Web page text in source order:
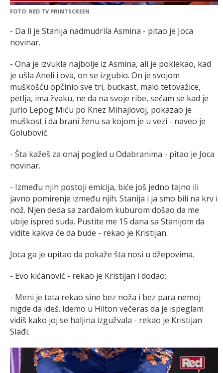
FOTO: RED TV PRINTSCREEN
- Da li je Stanija nadmudrila Asmina - pitao je Joca
novinar.
- Ona je izvukla najbolje iz Asmina, ali je poklekao, kad
je ušla Aneli i ova, on se izgubio. On je svojom
muškošću opčinio sve tri, buckast, malo tetovažice,
petlja, ima žvaku, ne da na svoje ribe, sećam se kad je
jurio Lepog Miću po Knez Mihajlovoj, pokazao je
muškost i da brani ženu sa kojom je u vezi - naveo je
Golubović.
- Šta kažeš za onaj pogled u Odabranima - pitao je Joca
novinar.
- Između njih postoji emicija, biće još jedno tajno ili
javno pomirenje između njih. Stanija i ja smo bili na krv i
nož. Njen deda sa zarđalom kuburom došao da me
ubije ispred suda. Pustite me 15 dana sa Stanijom da
vidite kakva će da bude - rekao je Kristijan.
Joca ga je upitao da pokaže šta nosi u džepovima.
- Evo kićanović - rekao je Kristijan i dodao:
- Meni je tata rekao sine bez noža i bez para nemoj
nigde da ideš. Idemo u Hilton večeras da je ispeglam
vidiš kako joj se haljina izgužvala - rekao je Kristijan
Slađi.